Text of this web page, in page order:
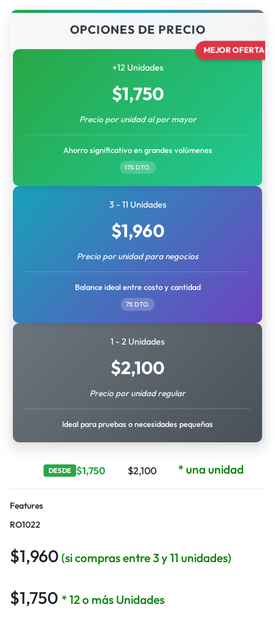
OPCIONES DE PRECIO
MEJOR OFERTA
+12 Unidades
$1,750
Precio por unidad al por mayor
Ahorro significativo en grandes volúmenes
17% DTO.
3 - 11 Unidades
$1,960
Precio por unidad para negocios
Balance ideal entre costo y cantidad
7% DTO.
1 - 2 Unidades
$2,100
Precio por unidad regular
Ideal para pruebas o necesidades pequeñas
DESDE $1,750 $2,100 * una unidad
Features
RO1022
$1,960 (si compras entre 3 y 11 unidades)
$1,750 * 12 o más Unidades